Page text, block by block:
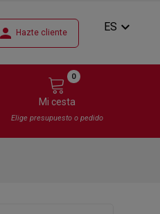
person Hazte cliente ES expand_more
Mi cesta
0
Elige presupuesto o pedido